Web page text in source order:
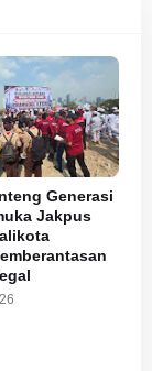
Generasi
Jakpus